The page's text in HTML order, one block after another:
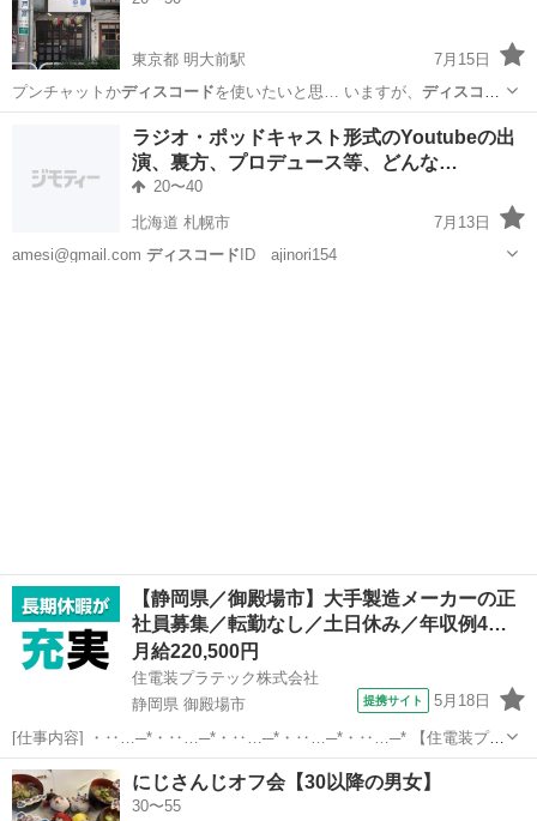
東京都 明大前駅
7月15日
プンチャットかディスコードを使いたいと思… いますが、 ディスコー
ドの方が楽なので… 間など） ③ディスコードアカウントの有…
明大前駅 その他 オープンチャット
ラジオ・ポッドキャスト形式のYoutubeの出
演、裏方、プロデュース等、どんな…
20〜40
北海道 札幌市
7月13日
amesi@gmail.com ディスコード ID ajinori154
【静岡県／御殿場市】大手製造メーカーの正
社員募集／転勤なし／土日休み／年収例4…
月給220,500円
住電装プラテック株式会社
静岡県 御殿場市
提携サイト 5月18日
[仕事内容] ・‥…─*・‥…─*・‥…─*・‥…─*・‥…─* 【住電装プラ
テック株式会社】 当社では、 自動車の情報を伝達する重要な役割を果
たしている、 ワイヤーハーネスの配線の分岐や接続を担うコネクタの
製造を成形・プ...
静岡 御殿場市 工場
にじさんじオフ会【30以降の男女】
30〜55